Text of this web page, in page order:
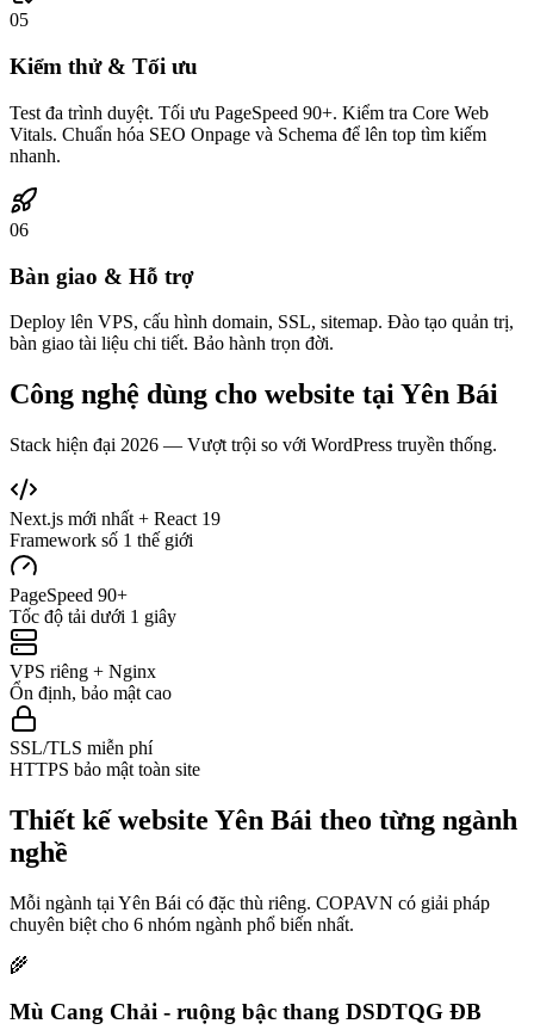
05
Kiểm thử & Tối ưu
Test đa trình duyệt. Tối ưu PageSpeed 90+. Kiểm tra Core Web
Vitals. Chuẩn hóa SEO Onpage và Schema để lên top tìm kiếm
nhanh.
06
Bàn giao & Hỗ trợ
Deploy lên VPS, cấu hình domain, SSL, sitemap. Đào tạo quản trị,
bàn giao tài liệu chi tiết. Bảo hành trọn đời.
Công nghệ dùng cho website tạiYên Bái
Stack hiện đại 2026 — Vượt trội so với WordPress truyền thống.
Next.js mới nhất + React 19
Framework số 1 thế giới
PageSpeed 90+
Tốc độ tải dưới 1 giây
VPS riêng + Nginx
Ổn định, bảo mật cao
SSL/TLS miễn phí
HTTPS bảo mật toàn site
Thiết kế website Yên Bái theo từng ngành
nghề
Mỗi ngành tại Yên Bái có đặc thù riêng. COPAVN có giải pháp
chuyên biệt cho 6 nhóm ngành phổ biến nhất.
🌾
Mù Cang Chải - ruộng bậc thang DSDTQG ĐB